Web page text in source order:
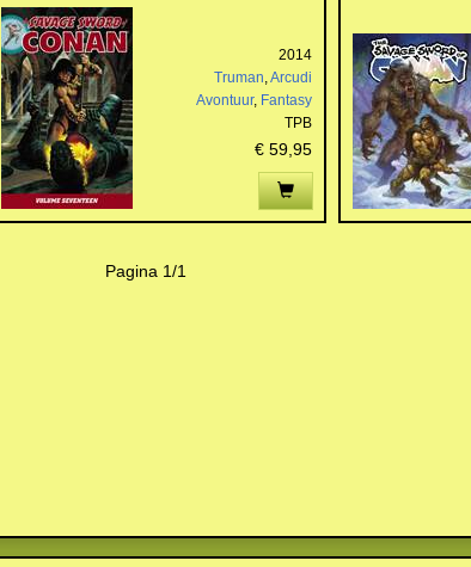
2014
Truman,Arcudi
Avontuur, Fantasy
TPB
€ 59,95
Pagina 1/1